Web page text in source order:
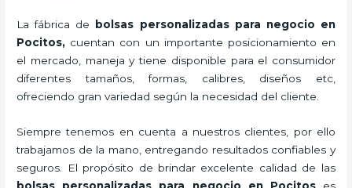
La fábrica de
bolsas personalizadas para negocio en
Pocitos, cuentan con un importante posicionamiento en
el mercado,
maneja y tiene disponible para el consumidor
diferentes tamaños, formas, calibres, diseños etc,
ofreciendo gran variedad según la necesidad del cliente.
Siempre tenemos en cuenta a nuestros clientes, por ello
trabajamos de la mano, entregando resultados confiables y
seguros. El propósito de brindar excelente calidad de las